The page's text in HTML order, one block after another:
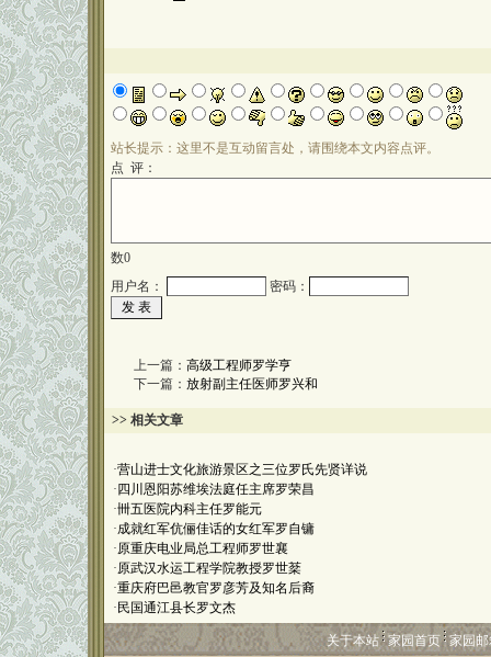
站长提示：这里不是互动留言处，请围绕本文内容点评。
点 评：
数0
用户名：
密码：
上一篇： 高级工程师罗学亨
下一篇： 放射副主任医师罗兴和
>> 相关文章
·营山进士文化旅游景区之三位罗氏先贤详说
· 四川恩阳苏维埃法庭任主席罗荣昌
·卌五医院内科主任罗能元
·成就红军伉俪佳话的女红军罗自镛
·原重庆电业局总工程师罗世襄
·原武汉水运工程学院教授罗世棻
·重庆府巴邑教官罗彦芳及知名后裔
· 民国通江县长罗文杰
关于本站 家园首页 家园